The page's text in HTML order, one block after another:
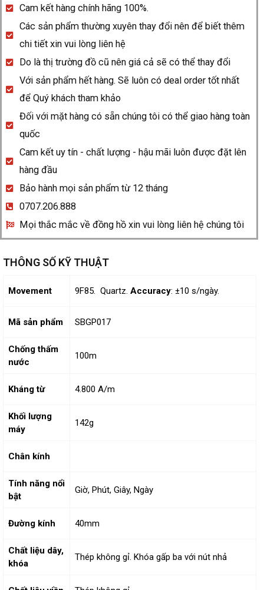
quantityCam kết hàng chính hãng 100%.
Các sản phẩm thường xuyên thay đổi nên để biết thêm
chi tiết xin vui lòng liên hệ
Do là thị trường đồ cũ nên giá cả sẽ có thể thay đổi
Với sản phẩm hết hàng. Sẽ luôn có deal order tốt nhất
để Quý khách tham khảo
Đối với mặt hàng có sẵn chúng tôi có thể giao hàng toàn
quốc
Cam kết uy tín - chất lượng - hậu mãi luôn được đặt lên
hàng đầu
Bảo hành mọi sản phẩm từ 12 tháng
0707.206.888
Mọi thắc mắc về đồng hồ xin vui lòng liên hệ chúng tôi
THÔNG SỐ KỸ THUẬT
Movement 9F85. Quartz. Accuracy: ±10 s/ngày.
Mã sản phẩm SBGP017
Chống thấm
nước
100m
Kháng từ 4.800 A/m
Khối lượng
máy
142g
Chân kính
Tính năng nổi
bật
Giờ, Phút, Giây, Ngày
Đường kính 40mm
Chất liệu dây,
khóa
Thép không gỉ. Khóa gấp ba với nút nhả